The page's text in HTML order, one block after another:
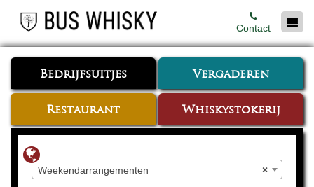
Contact
Bedrijfsuitjes Vergaderen
Restaurant Whiskystokerij
×
Weekendarrangementen